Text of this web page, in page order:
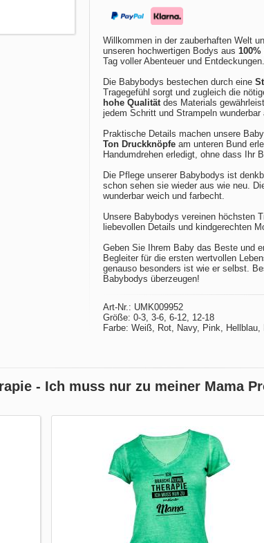
Willkommen in der zauberhaften Welt
unseren hochwertigen Bodys aus
Tag voller Abenteuer und Entdeckungen.
Die Babybodys bestechen durch eine
Tragegefühl sorgt und zugleich die
hohe Qualität des Materials
jedem Schritt und Strampeln wunderbar
Praktische Details machen unsere
Ton Druckknöpfe am unteren Bund
Handumdrehen erledigt, ohne dass Ihr
Die Pflege unserer Babybodys ist
schon sehen sie wieder aus wie neu.
wunderbar weich und farbecht.
Unsere Babybodys vereinen höchsten
liebevollen Details und kindgerechten
Geben Sie Ihrem Baby das Beste und
Begleiter für die ersten wertvollen
genauso besonders ist wie er selbst.
Babybodys überzeugen!
Art-Nr.: UMK009952
Größe: 0-3, 3-6, 6-12, 12-18
Farbe: Weiß, Rot, Navy, Pink, Hellblau,
- Ich muss nur zu meiner Mama